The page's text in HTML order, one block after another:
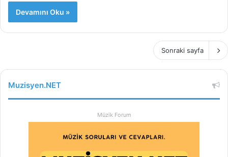
Devamını Oku »
Sonraki sayfa
Muzisyen.NET
Müzik Forum